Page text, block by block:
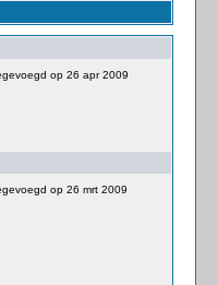
op 26 apr 2009
op 26 mrt 2009